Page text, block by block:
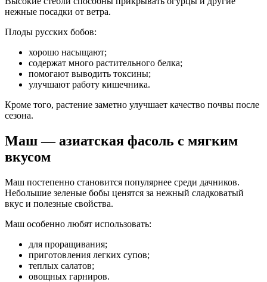
нежные посадки от ветра.
Плоды русских бобов:
хорошо насыщают;
содержат много растительного белка;
помогают выводить токсины;
улучшают работу кишечника.
Кроме того, растение заметно улучшает качество почвы после
сезона.
Маш — азиатская фасоль с мягким
вкусом
Маш постепенно становится популярнее среди дачников.
Небольшие зеленые бобы ценятся за нежный сладковатый
вкус и полезные свойства.
Маш особенно любят использовать:
для проращивания;
приготовления легких супов;
теплых салатов;
овощных гарниров.